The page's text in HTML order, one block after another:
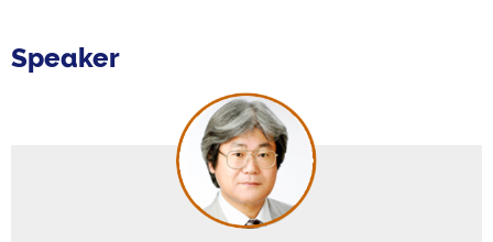
Speaker